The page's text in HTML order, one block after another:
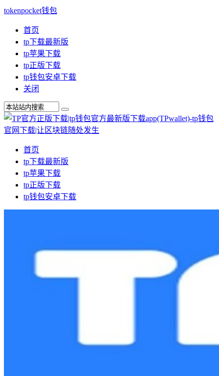
tokenpocket钱包
首页
tp下载最新版
tp苹果下载
tp正版下载
tp钱包安卓下载
关闭
首页
tp下载最新版
tp苹果下载
tp正版下载
tp钱包安卓下载